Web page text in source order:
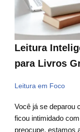
Leitura
para Livros
Leitura em Foco
Você já se deparou
ficou intimidado
preocupe, estamos